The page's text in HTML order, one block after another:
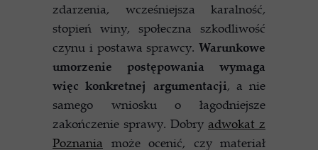
zdarzenia, wcześniejsza karalność,
stopień winy, społeczna szkodliwość
czynu i postawa sprawcy. Warunkowe
umorzenie postępowania wymaga
więc konkretnej argumentacji, a nie
samego wniosku o łagodniejsze
zakończenie sprawy. Dobry adwokat z
Poznania może ocenić, czy materiał